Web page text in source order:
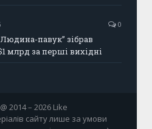
0
павук” зібрав
млрд за перші вихідні
2014 – 2026 Like
сайту лише за умови